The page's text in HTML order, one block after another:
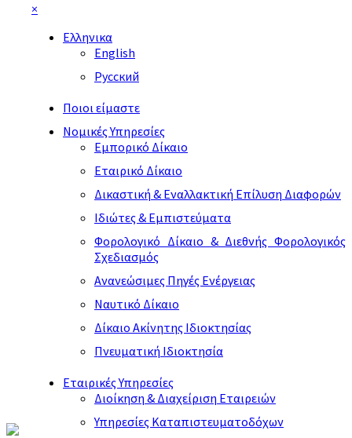
×
Ελληνικα
English
Русский
Ποιοι είμαστε
Νομικές Υπηρεσίες
Εμπορικό Δίκαιο
Εταιρικό Δίκαιο
Δικαστική & Εναλλακτική Επίλυση Διαφορών
Ιδιώτες & Εμπιστεύματα
Φορολογικό Δίκαιο & Διεθνής Φορολογικός
Σχεδιασμός
Ανανεώσιμες Πηγές Ενέργειας
Ναυτικό Δίκαιο
Δίκαιο Ακίνητης Ιδιοκτησίας
Πνευματική Ιδιοκτησία
Εταιρικές Υπηρεσίες
Διοίκηση & Διαχείριση Εταιρειών
Υπηρεσίες Καταπιστευματοδόχων